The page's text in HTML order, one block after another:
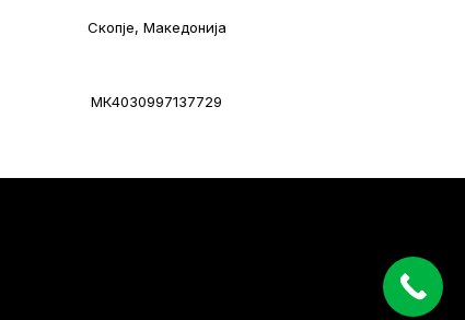
Скопје, Македонија
МК4030997137729